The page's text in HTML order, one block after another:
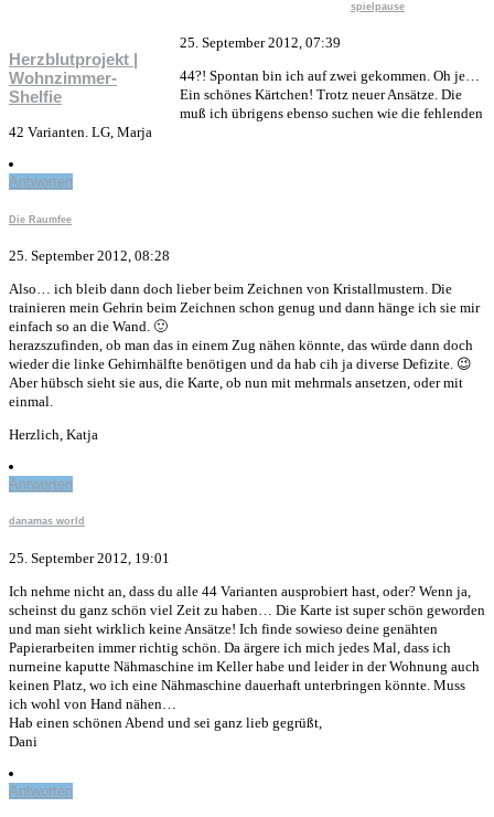
Herzblutprojekt |
Wohnzimmer-
Shelfie
spielpause
25. September 2012, 07:39
44?! Spontan bin ich auf zwei gekommen. Oh je…
Ein schönes Kärtchen! Trotz neuer Ansätze. Die
muß ich übrigens ebenso suchen wie die fehlenden
42 Varianten. LG, Marja
Antworten
Die Raumfee
25. September 2012, 08:28
Also… ich bleib dann doch lieber beim Zeichnen von Kristallmustern. Die
trainieren mein Gehrin beim Zeichnen schon genug und dann hänge ich sie mir
einfach so an die Wand. 🙂
herazszufinden, ob man das in einem Zug nähen könnte, das würde dann doch
wieder die linke Gehirnhälfte benötigen und da hab cih ja diverse Defizite. 😉
Aber hübsch sieht sie aus, die Karte, ob nun mit mehrmals ansetzen, oder mit
einmal.
Herzlich, Katja
Antworten
danamas world
25. September 2012, 19:01
Ich nehme nicht an, dass du alle 44 Varianten ausprobiert hast, oder? Wenn ja,
scheinst du ganz schön viel Zeit zu haben… Die Karte ist super schön geworden
und man sieht wirklich keine Ansätze! Ich finde sowieso deine genähten
Papierarbeiten immer richtig schön. Da ärgere ich mich jedes Mal, dass ich
nurneine kaputte Nähmaschine im Keller habe und leider in der Wohnung auch
keinen Platz, wo ich eine Nähmaschine dauerhaft unterbringen könnte. Muss
ich wohl von Hand nähen…
Hab einen schönen Abend und sei ganz lieb gegrüßt,
Dani
Antworten